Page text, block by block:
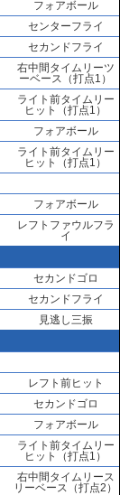
フォアボール
センターフライ
セカンドフライ
右中間タイムリーツ
ーベース（打点1）
ライト前タイムリー
ヒット（打点1）
フォアボール
ライト前タイムリー
ヒット（打点1）
フォアボール
レフトファウルフラ
イ
セカンドゴロ
セカンドフライ
見逃し三振
レフト前ヒット
セカンドゴロ
フォアボール
ライト前タイムリー
ヒット（打点1）
右中間タイムリース
リーベース（打点2）